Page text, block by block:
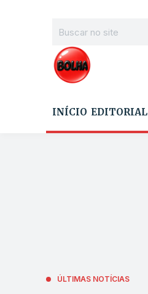
INÍCIO EDITORIAL
ÚLTIMAS NOTÍCIAS